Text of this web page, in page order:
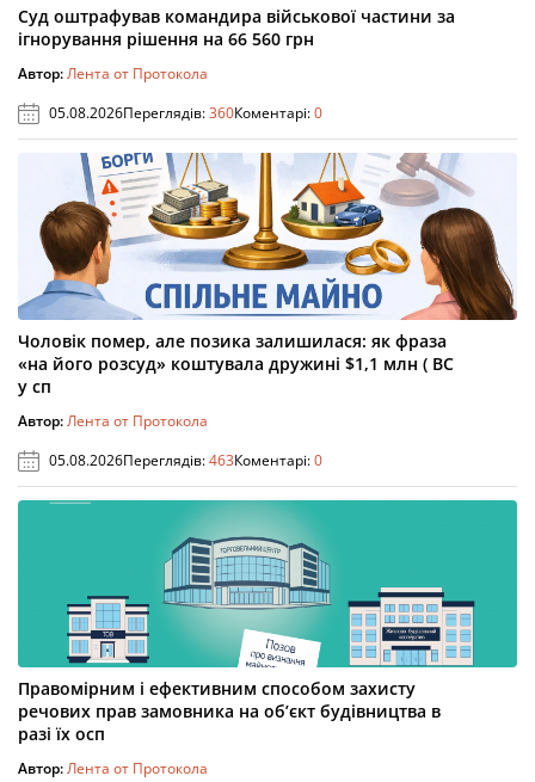
Суд оштрафував командира військової частини за
ігнорування рішення на 66 560 грн
Автор:Лента от Протокола
05.08.2026Переглядів:360Коментарі:0
Чоловік помер, але позика залишилася: як фраза
«на його розсуд» коштувала дружині $1,1 млн ( ВС
у сп
Автор:Лента от Протокола
05.08.2026Переглядів:463Коментарі:0
Правомірним і ефективним способом захисту
речових прав замовника на об’єкт будівництва в
разі їх осп
Автор:Лента от Протокола